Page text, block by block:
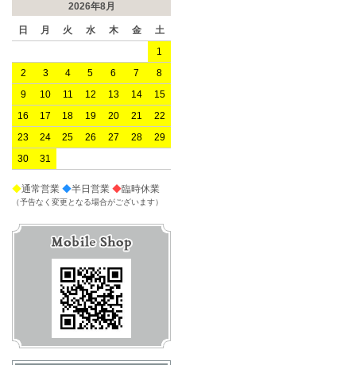
2026年8月
日 月 火 水 木 金
土
1
2
3 4 5 6 7
8
9
10 11 12 13 14
15
16
17 18 19 20 21
22
23
24 25 26 27 28
29
30
31
◆通常営業 ◆半日営業 ◆臨時休業
（予告なく変更となる場合がございます）